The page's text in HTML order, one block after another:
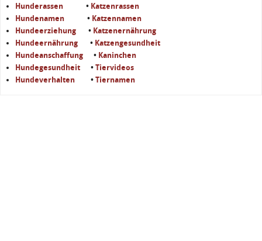
Hunderassen • Katzenrassen
Hundenamen
• Katzennamen
Hundeerziehung • Katzenernährung
Hundeernährung • Katzengesundheit
Hundeanschaffung • Kaninchen
Hundegesundheit • Tiervideos
Hundeverhalten • Tiernamen